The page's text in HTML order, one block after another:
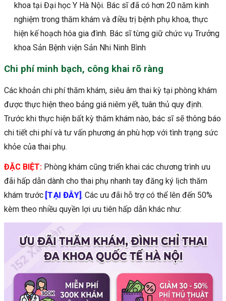
khoa tại Đại học Y Hà Nội. Bác sĩ đã có hơn 20 năm kinh
nghiệm trong thăm khám và điều trị bệnh phụ khoa, thực
hiện kế hoạch hóa gia đình. Bác sĩ từng giữ chức vụ Trưởng
khoa Sản Bệnh viện Sản Nhi Ninh Bình
Chi phí minh bạch, công khai rõ ràng
Các khoản chi phí thăm khám, siêu âm thai kỳ tại phòng khám
được thực hiện theo bảng giá niêm yết, tuân thủ quy định.
Trước khi thực hiện bất kỳ thăm khám nào, bác sĩ sẽ thông báo
chi tiết chi phí và tư vấn phương án phù hợp với tình trạng sức
khỏe của thai phụ.
ĐẶC BIỆT:Phòng khám cũng triển khai các chương trình ưu
đãi hấp dẫn dành cho thai phụ nhanh tay đăng ký lịch thăm
khám trước [TẠI ĐÂY]. Các ưu đãi hỗ trợ có thể lên đến 50%
kèm theo nhiều quyền lợi ưu tiên hấp dẫn khác như: